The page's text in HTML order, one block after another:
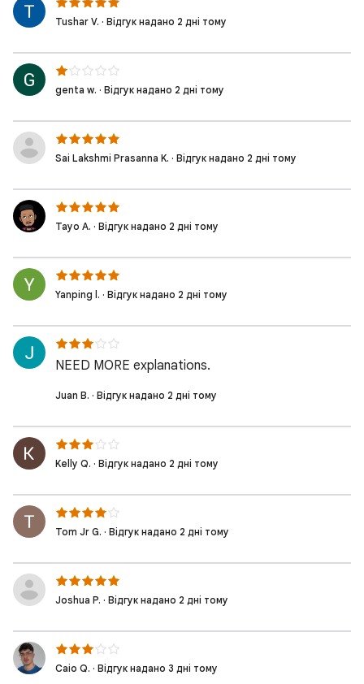
Tushar V. · Відгук надано 2 дні тому
genta w. · Відгук надано 2 дні тому
Sai Lakshmi Prasanna K. · Відгук надано 2 дні тому
Tayo A. · Відгук надано 2 дні тому
Yanping l. · Відгук надано 2 дні тому
NEED MORE explanations.
Juan B. · Відгук надано 2 дні тому
Kelly Q. · Відгук надано 2 дні тому
Tom Jr G. · Відгук надано 2 дні тому
Joshua P. · Відгук надано 2 дні тому
Caio Q. · Відгук надано 3 дні тому